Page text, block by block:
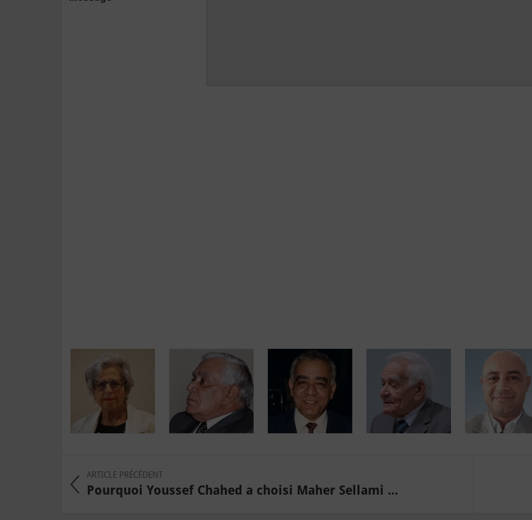
ARTICLE PRÉCÉDENT
Pourquoi Youssef Chahed a choisi Maher Sellami ...